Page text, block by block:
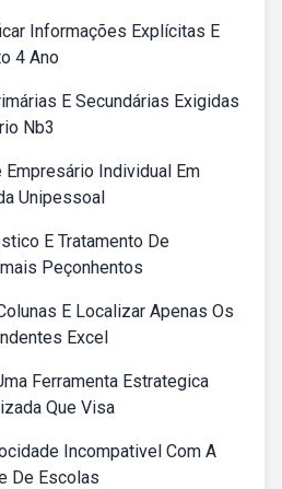
Informações Explícitas E
4 Ano
E Secundárias Exigidas
Nb3
Empresário Individual Em
Unipessoal
E Tratamento De
Peçonhentos
E Localizar Apenas Os
Excel
Ferramenta Estrategica
Que Visa
Incompativel Com A
De Escolas